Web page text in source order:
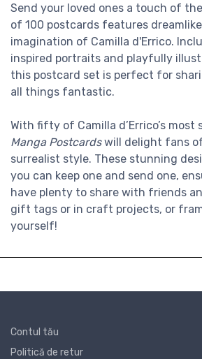
Send your loved ones a touch of
of 100 postcards features
imagination of Camilla d'Errico.
inspired portraits and playfully
this postcard set is perfect for
all things fantastic.
With fifty of Camilla d’Errico’s most
Manga Postcardswill delight fans
surrealist style. These stunning
you can keep one and send one,
have plenty to share with friends
gift tags or in craft projects, or
yourself!
Contul tău
Politică de retur